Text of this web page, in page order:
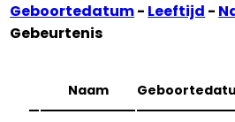
Geboortedatum- Leeftijd -
Gebeurtenis
Naam